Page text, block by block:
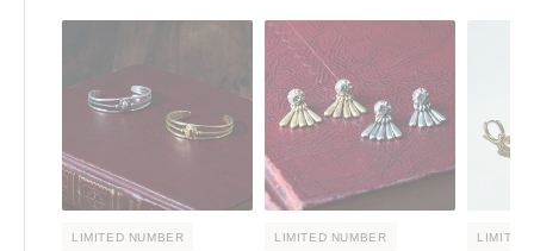
LIMITED NUMBER LIMITED NUMBER LIMITED